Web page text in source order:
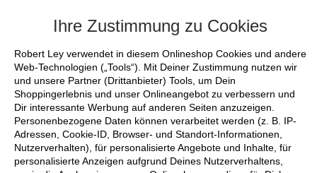
Ihre Zustimmung zu Cookies
Robert Ley verwendet in diesem Onlineshop Cookies und andere
Web-Technologien („Tools“). Mit Deiner Zustimmung nutzen wir
und unsere Partner (Drittanbieter) Tools, um Dein
Shoppingerlebnis und unser Onlineangebot zu verbessern und
Dir interessante Werbung auf anderen Seiten anzuzeigen.
Personenbezogene Daten können verarbeitet werden (z. B. IP-
Adressen, Cookie-ID, Browser- und Standort-Informationen,
Nutzerverhalten), für personalisierte Angebote und Inhalte, für
personalisierte Anzeigen aufgrund Deines Nutzerverhaltens,